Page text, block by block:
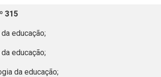
315
educação;
educação;
da educação;